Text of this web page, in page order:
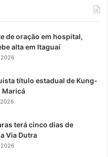
de oração em hospital,
alta em Itaguaí
título estadual de Kung-
Maricá
terá cinco dias de
Via Dutra